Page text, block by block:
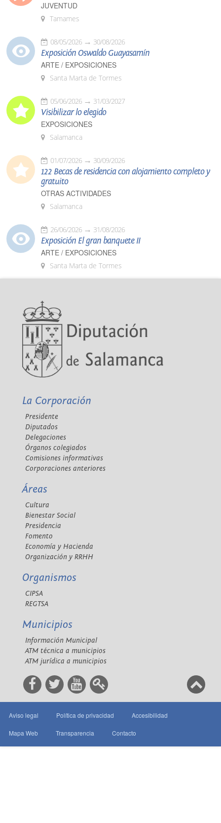
JUVENTUD
Tamames
08/05/2026 30/08/2026
Exposición Oswaldo Guayasamín
ARTE / EXPOSICIONES
Santa Marta de Tormes
05/06/2026 31/03/2027
Visibilizar lo elegido
EXPOSICIONES
Salamanca
01/07/2026 30/09/2026
122 Becas de residencia con alojamiento completo y
gratuito
OTRAS ACTIVIDADES
Salamanca
26/06/2026 31/08/2026
Exposición El gran banquete II
ARTE / EXPOSICIONES
Santa Marta de Tormes
La Corporación
Presidente
Diputados
Delegaciones
Órganos colegiados
Comisiones informativas
Corporaciones anteriores
Áreas
Cultura
Bienestar Social
Presidencia
Fomento
Economía y Hacienda
Organización y RRHH
Organismos
CIPSA
REGTSA
Municipios
Información Municipal
ATM técnica a municipios
ATM jurídica a municipios
Aviso legal Política de privacidad Accesibilidad
Mapa Web Transparencia Contacto